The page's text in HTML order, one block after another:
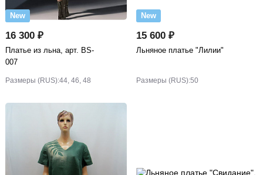
New
16 300 ₽
Платье из льна, арт. BS-
007
Размеры (RUS):44, 46, 48
New
15 600 ₽
Льняное платье "Лилии"
Размеры (RUS):50